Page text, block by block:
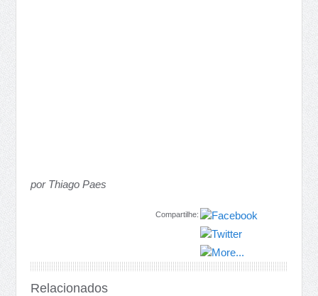
por Thiago Paes
Compartilhe:
Relacionados